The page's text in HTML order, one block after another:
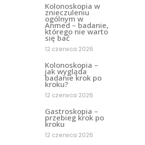
Kolonoskopia w
znieczuleniu
ogólnym w
Anmed – badanie,
którego nie warto
się bać
12 czerwca 2026
Kolonoskopia –
jak wygląda
badanie krok po
kroku?
12 czerwca 2026
Gastroskopia –
przebieg krok po
kroku
12 czerwca 2026